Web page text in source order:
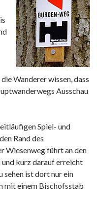
Wanderer wissen, dass
Ausschau
Spiel- und
Rand des
Wiesenweg führt an den
kurz darauf erreicht
sehen ist dort nur ein
mit einem Bischofsstab